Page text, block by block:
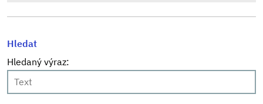
Hledat
Hledaný výraz: